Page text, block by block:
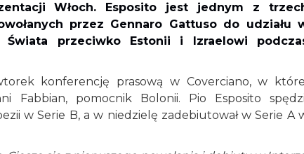
Włoch. Esposito jest jednym z
przez Gennaro Gattuso do udziału
przeciwko Estonii i Izraelowi
konferencję prasową w Coverciano, w
Fabbian, pomocnik Bolonii. Pio Esposito
w Serie B, a w niedzielę zadebiutował w Serie A